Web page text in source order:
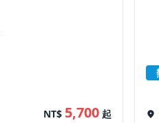
NT$ 5,700 起 location_on